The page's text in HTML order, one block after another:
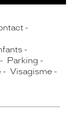
Parking
Visagisme